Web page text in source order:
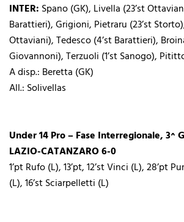
INTER: Spano (GK), Livella (23’st
Barattieri), Grigioni, Pietraru (23’st
Ottaviani), Tedesco (4’st Barattieri),
Giovannoni), Terzuoli (1’st Sanogo),
A disp.: Beretta (GK)
All.: Solivellas
Under 14 Pro – Fase Interregionale, 3^
LAZIO-CATANZARO 6-0
1’pt Rufo (L), 13’pt, 12’st Vinci (L), 28’pt
(L), 16’st Sciarpelletti (L)